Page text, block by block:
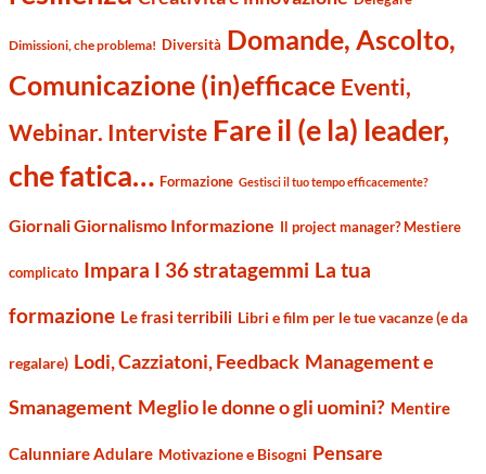
Dimissioni, che problema! Diversità Domande, Ascolto,
Comunicazione (in)efficace Eventi,
Webinar. Interviste Fare il (e la) leader,
che fatica… Formazione Gestisci il tuo tempo efficacemente?
Giornali Giornalismo Informazione Il project manager? Mestiere
complicato Impara I 36 stratagemmi La tua
formazione Le frasi terribili Libri e film per le tue vacanze (e da
regalare) Lodi, Cazziatoni, Feedback Management e
Smanagement Meglio le donne o gli uomini? Mentire
Calunniare Adulare Motivazione e Bisogni Pensare